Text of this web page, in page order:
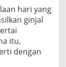
hari yang
ginjal
itu,
dengan